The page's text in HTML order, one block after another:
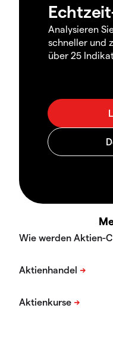
Analysieren
schneller und
über 25